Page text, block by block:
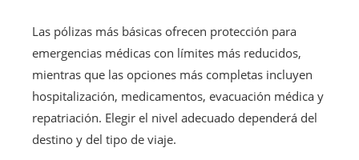
Las pólizas más básicas ofrecen protección para
emergencias médicas con límites más reducidos,
mientras que las opciones más completas incluyen
hospitalización, medicamentos, evacuación médica y
repatriación. Elegir el nivel adecuado dependerá del
destino y del tipo de viaje.